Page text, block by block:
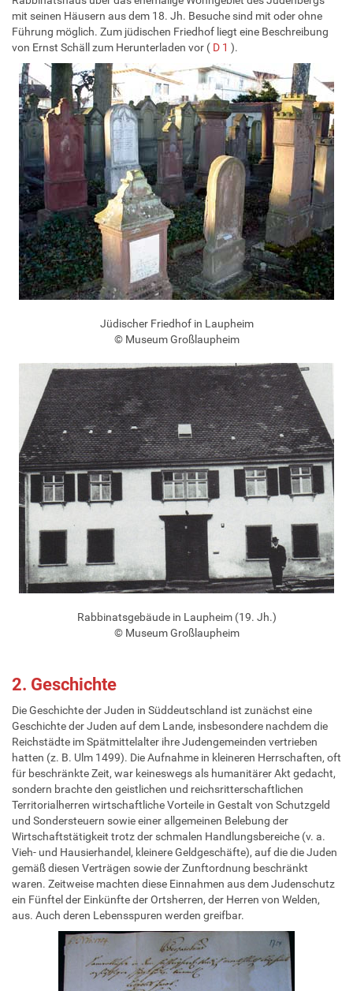
mit seinen Häusern aus dem 18. Jh. Besuche sind mit oder ohne
Führung möglich. Zum jüdischen Friedhof liegt eine Beschreibung
von Ernst Schäll zum Herunterladen vor ( D 1 ).
Jüdischer Friedhof in Laupheim
© Museum Großlaupheim
Rabbinatsgebäude in Laupheim (19. Jh.)
© Museum Großlaupheim
2. Geschichte
Die Geschichte der Juden in Süddeutschland ist zunächst eine
Geschichte der Juden auf dem Lande, insbesondere nachdem die
Reichstädte im Spätmittelalter ihre Judengemeinden vertrieben
hatten (z. B. Ulm 1499). Die Aufnahme in kleineren Herrschaften, oft
für beschränkte Zeit, war keineswegs als humanitärer Akt gedacht,
sondern brachte den geistlichen und reichsritterschaftlichen
Territorialherren wirtschaftliche Vorteile in Gestalt von Schutzgeld
und Sondersteuern sowie einer allgemeinen Belebung der
Wirtschaftstätigkeit trotz der schmalen Handlungsbereiche (v. a.
Vieh- und Hausierhandel, kleinere Geldgeschäfte), auf die die Juden
gemäß diesen Verträgen sowie der Zunftordnung beschränkt
waren. Zeitweise machten diese Einnahmen aus dem Judenschutz
ein Fünftel der Einkünfte der Ortsherren, der Herren von Welden,
aus. Auch deren Lebensspuren werden greifbar.